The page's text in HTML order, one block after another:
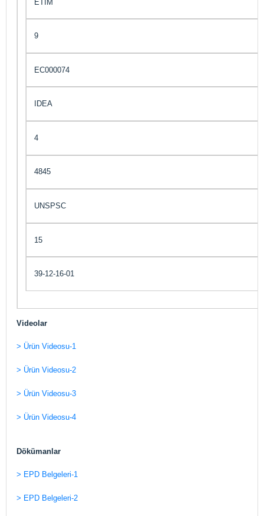
ETIM
9
EC000074
IDEA
4
4845
UNSPSC
15
39-12-16-01
Videolar
> Ürün Videosu-1
> Ürün Videosu-2
> Ürün Videosu-3
> Ürün Videosu-4
Dökümanlar
> EPD Belgeleri-1
> EPD Belgeleri-2